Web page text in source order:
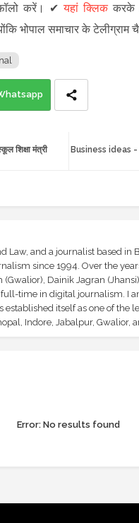
करें। ✔यहां क्लिककरके
भोपाल समाचार के टेलीग्राम
Business ideas -
शिक्षा मंत्री
Law, and a journalist based in
since 1994. Over the
Dainik Jagran
full-time in digital journalism. I
itself as one of the
Indore, Jabalpur, Gwalior,
Error:No results found